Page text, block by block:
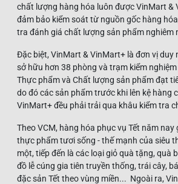
chất lượng hàng hóa luôn được VinMart &
đảm bảo kiểm soát từ nguồn gốc hàng
tra đánh giá chất lượng sản phẩm nghiêm
Đặc biệt, VinMart & VinMart+ là đơn vị duy
sở hữu hơn 38 phòng và trạm kiểm
Thực phẩm và Chất lượng sản phẩm đạt
do đó các sản phẩm trước khi lên kệ hàng
VinMart+ đều phải trải qua khâu kiểm tra
Theo VCM, hàng hóa phục vụ Tết năm
thực phẩm tươi sống - thế mạnh của siêu
một, tiếp đến là các loại giỏ quà tặng, quà
đồ lễ cúng gia tiên truyền thống, trái cây,
đặc sản Tết theo vùng miền... Ngoài ra,